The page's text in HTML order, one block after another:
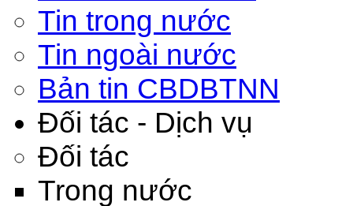
Tin trong nước
Tin ngoài nước
Bản tin CBDBTNN
Đối tác - Dịch vụ
Đối tác
Trong nước